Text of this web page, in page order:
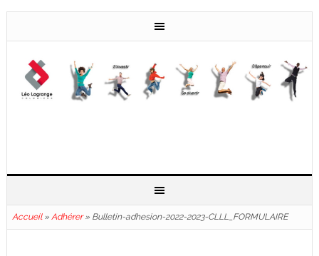
Accueil» Adhérer» Bulletin-adhesion-2022-2023-CLLL_FORMULAIRE